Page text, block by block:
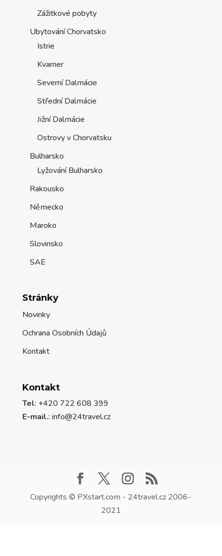
Zážitkové pobyty
Ubytování Chorvatsko
Istrie
Kvarner
Severní Dalmácie
Střední Dalmácie
Jižní Dalmácie
Ostrovy v Chorvatsku
Bulharsko
Lyžování Bulharsko
Rakousko
Německo
Maroko
Slovinsko
SAE
Stránky
Novinky
Ochrana Osobních Údajů
Kontakt
Kontakt
Tel: +420 722 608 399
E-mail.: info@24travel.cz
Copyrights © PXstart.com - 24travel.cz 2006-
2021